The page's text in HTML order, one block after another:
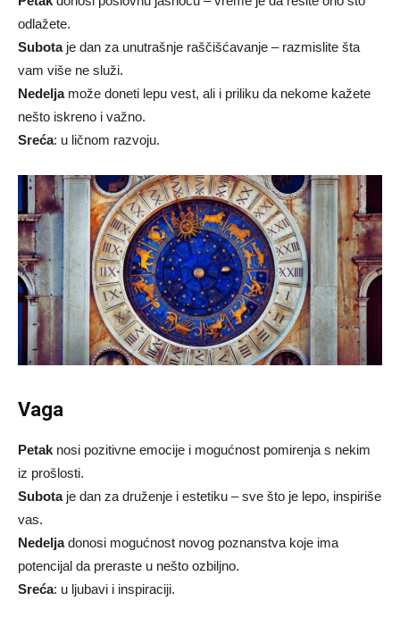
odlažete.
Subotaje dan za unutrašnje raščišćavanje – razmislite šta
vam više ne služi.
Nedeljamože doneti lepu vest, ali i priliku da nekome kažete
nešto iskreno i važno.
Sreća: u ličnom razvoju.
Vaga
Petak nosi pozitivne emocije i mogućnost pomirenja s nekim
iz prošlosti.
Subotaje dan za druženje i estetiku – sve što je lepo, inspiriše
vas.
Nedeljadonosi mogućnost novog poznanstva koje ima
potencijal da preraste u nešto ozbiljno.
Sreća: u ljubavi i inspiraciji.